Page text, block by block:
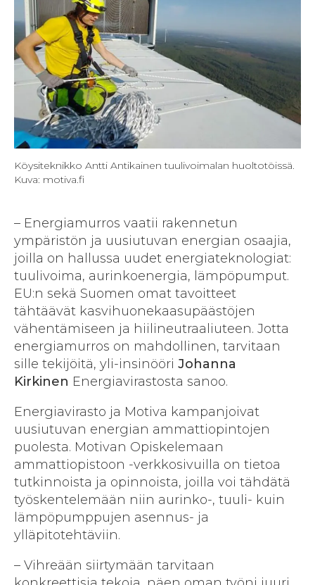
Köysiteknikko Antti Antikainen tuulivoimalan huoltotöissä.
Kuva: motiva.fi
– Energiamurros vaatii rakennetun
ympäristön ja uusiutuvan energian osaajia,
joilla on hallussa uudet energiateknologiat:
tuulivoima, aurinkoenergia, lämpöpumput.
EU:n sekä Suomen omat tavoitteet
tähtäävät kasvihuonekaasupäästöjen
vähentämiseen ja hiilineutraaliuteen. Jotta
energiamurros on mahdollinen, tarvitaan
sille tekijöitä, yli-insinööri Johanna
Kirkinen Energiavirastosta sanoo.
Energiavirasto ja Motiva kampanjoivat
uusiutuvan energian ammattiopintojen
puolesta. Motivan Opiskelemaan
ammattiopistoon -verkkosivuilla on tietoa
tutkinnoista ja opinnoista, joilla voi tähdätä
työskentelemään niin aurinko-, tuuli- kuin
lämpöpumppujen asennus- ja
ylläpitotehtäviin.
– Vihreään siirtymään tarvitaan